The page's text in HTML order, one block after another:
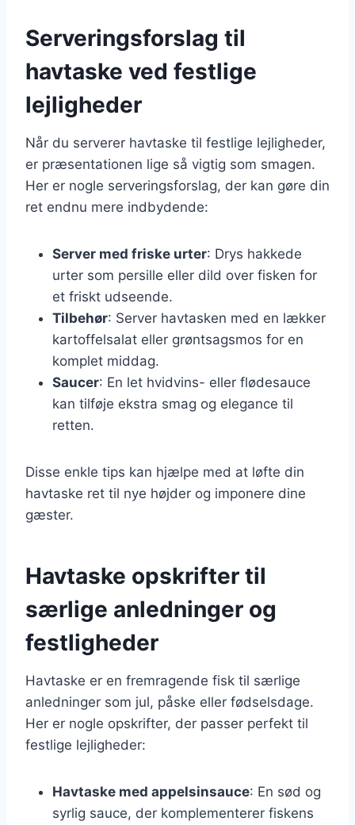
Serveringsforslag til
havtaske ved festlige
lejligheder
Når du serverer havtaske til festlige lejligheder,
er præsentationen lige så vigtig som smagen.
Her er nogle serveringsforslag, der kan gøre din
ret endnu mere indbydende:
Server med friske urter: Drys hakkede
urter som persille eller dild over fisken for
et friskt udseende.
Tilbehør: Server havtasken med en lækker
kartoffelsalat eller grøntsagsmos for en
komplet middag.
Saucer: En let hvidvins- eller flødesauce
kan tilføje ekstra smag og elegance til
retten.
Disse enkle tips kan hjælpe med at løfte din
havtaske ret til nye højder og imponere dine
gæster.
Havtaske opskrifter til
særlige anledninger og
festligheder
Havtaske er en fremragende fisk til særlige
anledninger som jul, påske eller fødselsdage.
Her er nogle opskrifter, der passer perfekt til
festlige lejligheder:
Havtaske med appelsinsauce: En sød og
syrlig sauce, der komplementerer fiskens